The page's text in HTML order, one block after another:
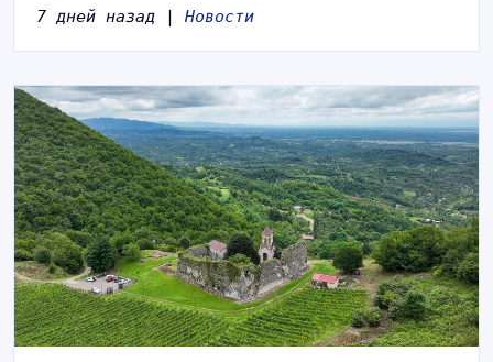
7 дней назад | Новости